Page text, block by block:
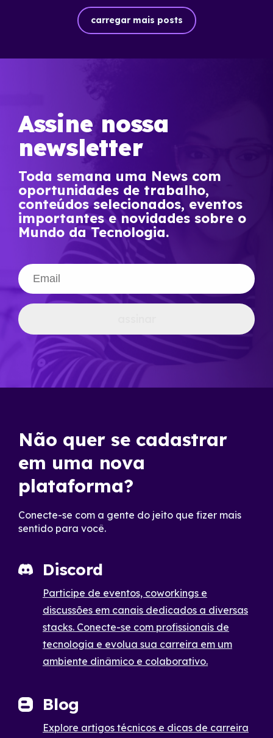
carregar mais posts
Assine nossa
newsletter
Toda semana uma News com
oportunidades de trabalho,
conteúdos selecionados, eventos
importantes e novidades sobre o
Mundo da Tecnologia.
Não quer se cadastrar
em uma nova
plataforma?
Conecte-se com a gente do jeito que fizer mais
sentido para você.
Discord
Participe de eventos, coworkings e
discussões em canais dedicados a diversas
stacks. Conecte-se com profissionais de
tecnologia e evolua sua carreira em um
ambiente dinâmico e colaborativo.
Blog
Explore artigos técnicos e dicas de carreira